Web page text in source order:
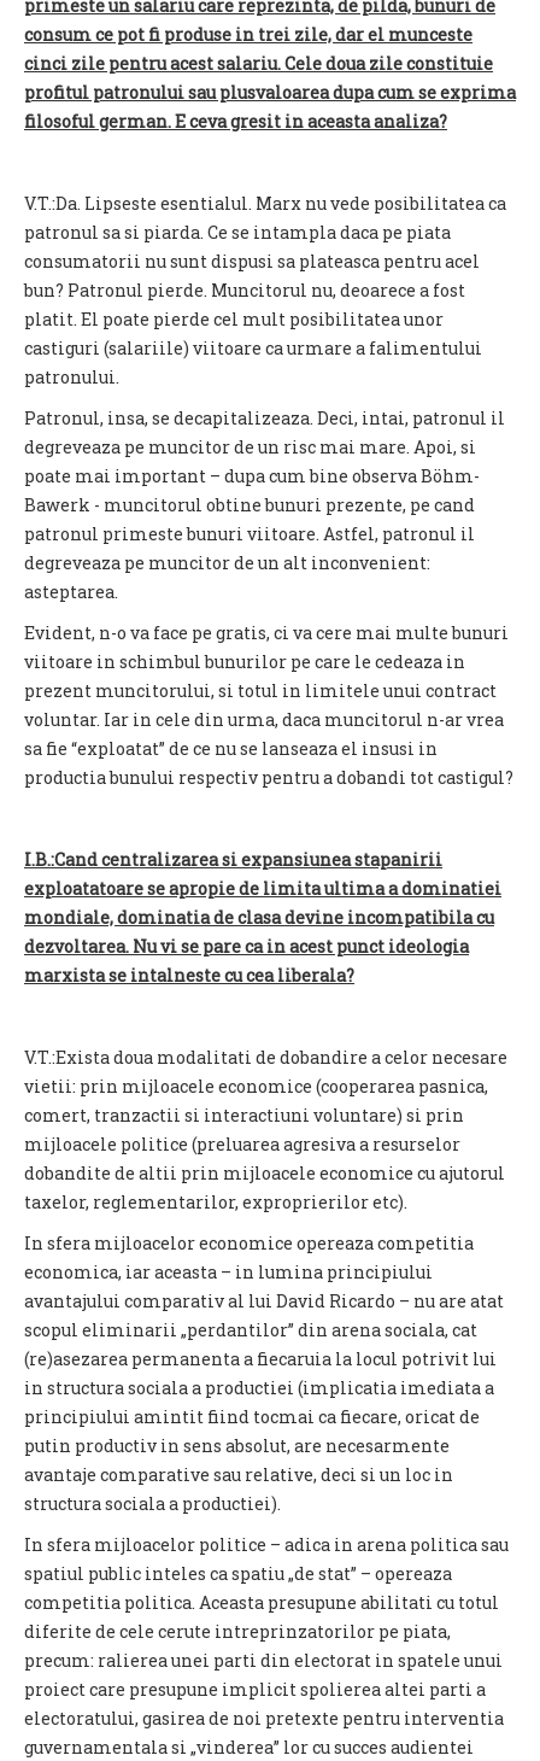
primeste un salariu care reprezinta, de pilda, bunuri de
consum ce pot fi produse in trei zile, dar el munceste
cinci zile pentru acest salariu. Cele doua zile constituie
profitul patronului sau plusvaloarea dupa cum se exprima
filosoful german. E ceva gresit in aceasta analiza?
V.T.:Da. Lipseste esentialul. Marx nu vede posibilitatea ca
patronul sa si piarda. Ce se intampla daca pe piata
consumatorii nu sunt dispusi sa plateasca pentru acel
bun? Patronul pierde. Muncitorul nu, deoarece a fost
platit. El poate pierde cel mult posibilitatea unor
castiguri (salariile) viitoare ca urmare a falimentului
patronului.
Patronul, insa, se decapitalizeaza. Deci, intai, patronul il
degreveaza pe muncitor de un risc mai mare. Apoi, si
poate mai important – dupa cum bine observa Böhm-
Bawerk - muncitorul obtine bunuri prezente, pe cand
patronul primeste bunuri viitoare. Astfel, patronul il
degreveaza pe muncitor de un alt inconvenient:
asteptarea.
Evident, n-o va face pe gratis, ci va cere mai multe bunuri
viitoare in schimbul bunurilor pe care le cedeaza in
prezent muncitorului, si totul in limitele unui contract
voluntar. Iar in cele din urma, daca muncitorul n-ar vrea
sa fie “exploatat” de ce nu se lanseaza el insusi in
productia bunului respectiv pentru a dobandi tot castigul?
I.B.:Cand centralizarea si expansiunea stapanirii
exploatatoare se apropie de limita ultima a dominatiei
mondiale, dominatia de clasa devine incompatibila cu
dezvoltarea. Nu vi se pare ca in acest punct ideologia
marxista se intalneste cu cea liberala?
V.T.:Exista doua modalitati de dobandire a celor necesare
vietii: prin mijloacele economice (cooperarea pasnica,
comert, tranzactii si interactiuni voluntare) si prin
mijloacele politice (preluarea agresiva a resurselor
dobandite de altii prin mijloacele economice cu ajutorul
taxelor, reglementarilor, exproprierilor etc).
In sfera mijloacelor economice opereaza competitia
economica, iar aceasta – in lumina principiului
avantajului comparativ al lui David Ricardo – nu are atat
scopul eliminarii „perdantilor” din arena sociala, cat
(re)asezarea permanenta a fiecaruia la locul potrivit lui
in structura sociala a productiei (implicatia imediata a
principiului amintit fiind tocmai ca fiecare, oricat de
putin productiv in sens absolut, are necesarmente
avantaje comparative sau relative, deci si un loc in
structura sociala a productiei).
In sfera mijloacelor politice – adica in arena politica sau
spatiul public inteles ca spatiu „de stat” – opereaza
competitia politica. Aceasta presupune abilitati cu totul
diferite de cele cerute intreprinzatorilor pe piata,
precum: ralierea unei parti din electorat in spatele unui
proiect care presupune implicit spolierea altei parti a
electoratului, gasirea de noi pretexte pentru interventia
guvernamentala si „vinderea” lor cu succes audientei